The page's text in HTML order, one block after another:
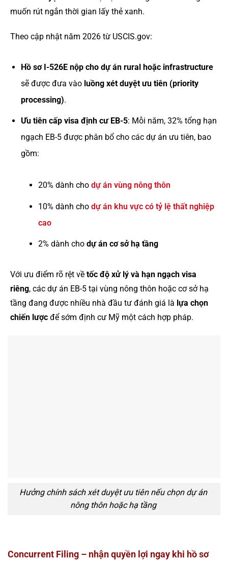
muốn rút ngắn thời gian lấy thẻ xanh.
Theo cập nhật năm 2026 từ USCIS.gov:
Hồ sơ I-526E nộp cho dự án rural hoặc infrastructure
sẽ được đưa vào luồng xét duyệt ưu tiên (priority
processing).
Ưu tiên cấp visa định cư EB-5: Mỗi năm, 32% tổng hạn
ngạch EB-5 được phân bổ cho các dự án ưu tiên, bao
gồm:
20% dành cho dự án vùng nông thôn
10% dành cho dự án khu vực có tỷ lệ thất nghiệp
cao
2% dành cho dự án cơ sở hạ tầng
Với ưu điểm rõ rệt về tốc độ xử lý và hạn ngạch visa
riêng, các dự án EB-5 tại vùng nông thôn hoặc cơ sở hạ
tầng đang được nhiều nhà đầu tư đánh giá là lựa chọn
chiến lược để sớm định cư Mỹ một cách hợp pháp.
Hưởng chính sách xét duyệt ưu tiên nếu chọn dự án
nông thôn hoặc hạ tầng
Concurrent Filing – nhận quyền lợi ngay khi hồ sơ